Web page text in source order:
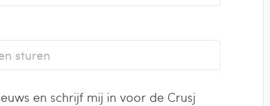
en schrijf mij in voor de Crusj